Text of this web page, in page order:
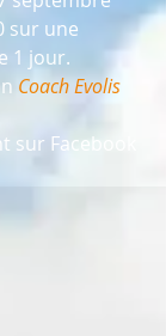
sur une
1 jour.
Coach Evolis
sur Facebook